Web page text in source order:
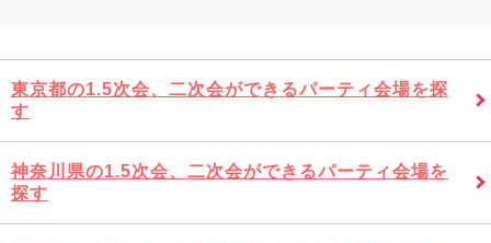
東京都の1.5次会、二次会ができるパーティ会場を探
す
神奈川県の1.5次会、二次会ができるパーティ会場を
探す